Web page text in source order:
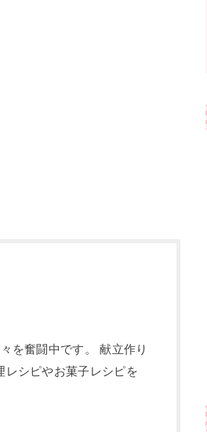
を奮闘中です。 献立作り
レシピやお菓子レシピを